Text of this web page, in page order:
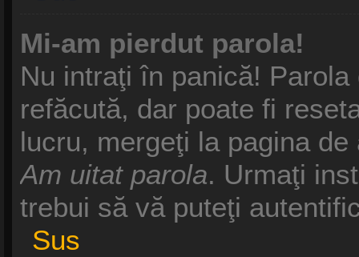
Mi-am pierdut parola!
Nu intraţi în panică!
refăcută, dar poate fi
lucru, mergeţi la pagina
Am uitat parola. Urmaţi
trebui să vă puteţi
Sus